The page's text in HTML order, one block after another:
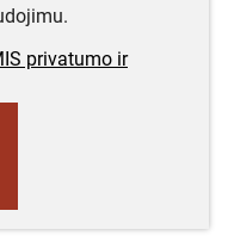
privatumo ir